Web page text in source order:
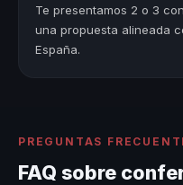
Te presentamos 2 o 3
una propuesta alineada
España.
PREGUNTAS
FAQ sobre